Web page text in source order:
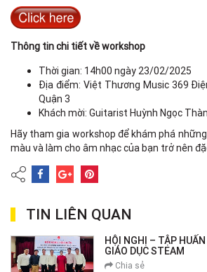
Thông tin chi tiết về workshop
Thời gian: 14h00 ngày 23/02/2025
Địa điểm: Việt Thương Music 369
Quận 3
Khách mời: Guitarist Huỳnh Ngọc
Hãy tham gia workshop để khám phá
màu và làm cho âm nhạc của bạn trở nên
TIN LIÊN QUAN
HỘI NGHỊ – TẬP
GIÁO DỤC STEAM
Chia sẻ